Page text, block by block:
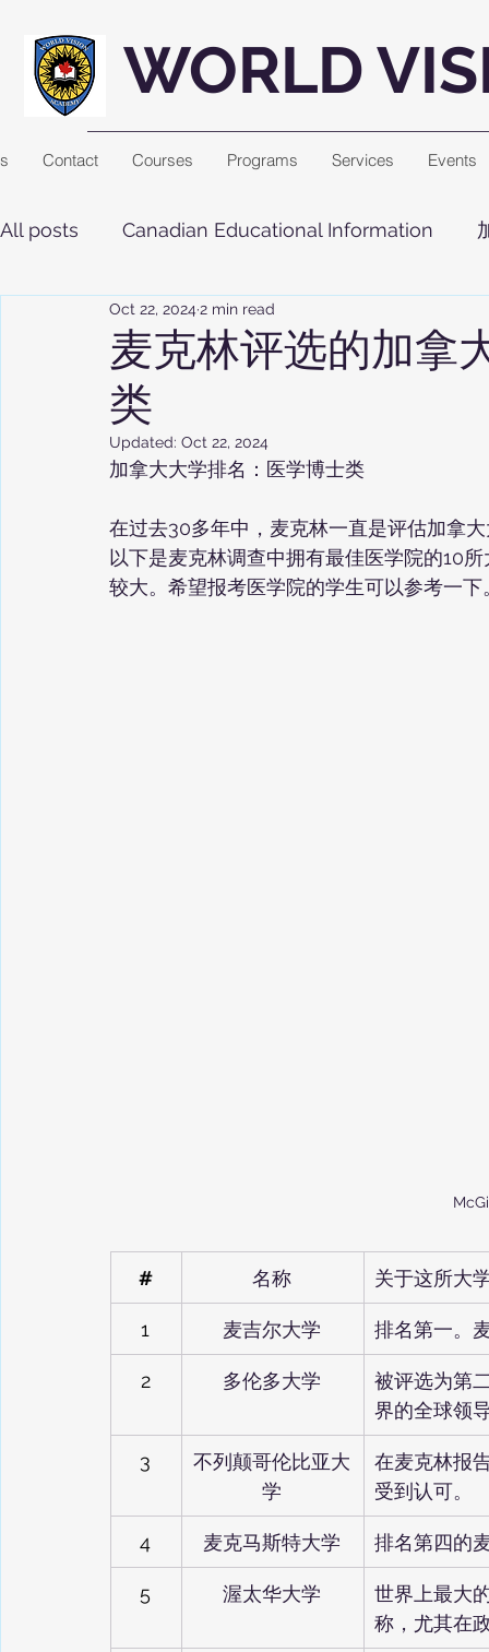
Contact Courses Programs Services Events
WORLD
All posts Canadian Educational Information
麦克林评选的加拿
类
Oct 22, 2024 2 min read
Updated: Oct 22, 2024
加拿大大学排名：医学博士类
在过去30多年中，麦克林一直是评估加拿
以下是麦克林调查中拥有最佳医学院的10
较大。希望报考医学院的学生可以参考一下
# 名称 关于这所大
1 麦吉尔大学 排名第一。
2 多伦多大学
被评选为第
界的全球领
3
不列颠哥伦比亚大
学
在麦克林报
受到认可。
4 麦克马斯特大学 排名第四的
5 渥太华大学
世界上最大
称，尤其在